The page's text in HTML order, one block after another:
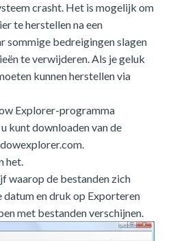
crasht. Het is mogelijk om
te herstellen na een
sommige bedreigingen slagen
te verwijderen. Als je geluk
kunnen herstellen via
Explorer-programma
kunt downloaden van de
het.
waarop de bestanden zich
datum en druk op Exporteren
met bestanden verschijnen.